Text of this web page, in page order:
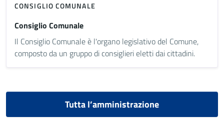
CONSIGLIO COMUNALE
Consiglio Comunale
Il Consiglio Comunale è l'organo legislativo del Comune,
composto da un gruppo di consiglieri eletti dai cittadini.
Tutta l’amministrazione